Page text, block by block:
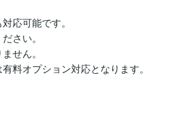
応可能です。
さい。
せん。
料オプション対応となります。